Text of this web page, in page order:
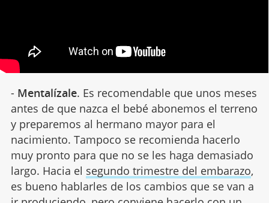
- Mentalízale. Es recomendable que unos meses
antes de que nazca el bebé abonemos el terreno
y preparemos al hermano mayor para el
nacimiento. Tampoco se recomienda hacerlo
muy pronto para que no se les haga demasiado
largo. Hacia el segundo trimestre del embarazo,
es bueno hablarles de los cambios que se van a